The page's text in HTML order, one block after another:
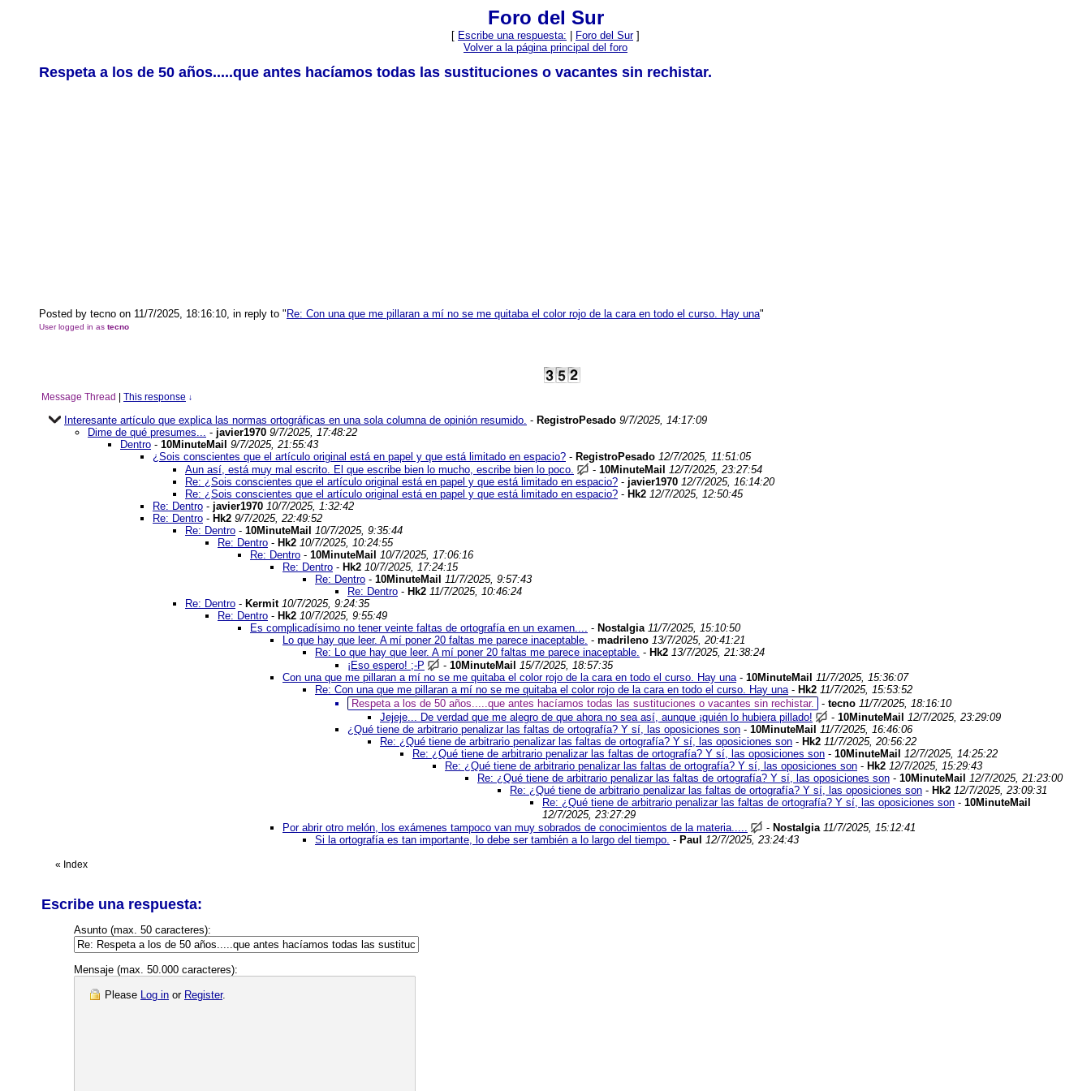
Foro del Sur
[ Escribe una respuesta: Foro del Sur]
Volver a la página principal del foro
Respeta a los de 50 años.....que antes hacíamos todas las sustituciones o vacantes sin rechistar.
Posted by tecno on 11/7/2025, 18:16:10, in reply to " Re: Con una que me pillaran a mí no se me quitaba el color rojo de la cara en todo el curso. Hay una"
User logged in as tecno
Message Thread This response ↓
Interesante artículo que explica las normas ortográficas en una sola columna de opinión resumido. - RegistroPesado 9/7/2025, 14:17:09
Dime de qué presumes... - javier1970 9/7/2025, 17:48:22
Dentro - 10MinuteMail 9/7/2025, 21:55:43
¿Sois conscientes que el artículo original está en papel y que está limitado en espacio? - RegistroPesado 12/7/2025, 11:51:05
Aun así, está muy mal escrito. El que escribe bien lo mucho, escribe bien lo poco.
- 10MinuteMail 12/7/2025, 23:27:54
Re: ¿Sois conscientes que el artículo original está en papel y que está limitado en espacio? - javier1970 12/7/2025, 16:14:20
Re: ¿Sois conscientes que el artículo original está en papel y que está limitado en espacio? - Hk2 12/7/2025, 12:50:45
Re: Dentro - javier1970 10/7/2025, 1:32:42
Re: Dentro - Hk2 9/7/2025, 22:49:52
Re: Dentro - 10MinuteMail 10/7/2025, 9:35:44
Re: Dentro - Hk2 10/7/2025, 10:24:55
Re: Dentro - 10MinuteMail 10/7/2025, 17:06:16
Re: Dentro - Hk2 10/7/2025, 17:24:15
Re: Dentro - 10MinuteMail 11/7/2025, 9:57:43
Re: Dentro - Hk2 11/7/2025, 10:46:24
Re: Dentro - Kermit 10/7/2025, 9:24:35
Re: Dentro - Hk2 10/7/2025, 9:55:49
Es complicadísimo no tener veinte faltas de ortografía en un examen.... - Nostalgia 11/7/2025, 15:10:50
Lo que hay que leer. A mí poner 20 faltas me parece inaceptable. - madrileno 13/7/2025, 20:41:21
Re: Lo que hay que leer. A mí poner 20 faltas me parece inaceptable. - Hk2 13/7/2025, 21:38:24
¡Eso espero! ;-P
- 10MinuteMail 15/7/2025, 18:57:35
Con una que me pillaran a mí no se me quitaba el color rojo de la cara en todo el curso. Hay una- 10MinuteMail 11/7/2025, 15:36:07
Re: Con una que me pillaran a mí no se me quitaba el color rojo de la cara en todo el curso. Hay una- Hk2 11/7/2025, 15:53:52
Respeta a los de 50 años.....que antes hacíamos todas las sustituciones o vacantes sin rechistar.
- tecno 11/7/2025, 18:16:10
Jejeje... De verdad que me alegro de que ahora no sea así, aunque ¡quién lo hubiera pillado!
- 10MinuteMail 12/7/2025, 23:29:09
¿Qué tiene de arbitrario penalizar las faltas de ortografía? Y sí, las oposiciones son - 10MinuteMail 11/7/2025, 16:46:06
Re: ¿Qué tiene de arbitrario penalizar las faltas de ortografía? Y sí, las oposiciones son - Hk2 11/7/2025, 20:56:22
Re: ¿Qué tiene de arbitrario penalizar las faltas de ortografía? Y sí, las oposiciones son - 10MinuteMail 12/7/2025, 14:25:22
Re: ¿Qué tiene de arbitrario penalizar las faltas de ortografía? Y sí, las oposiciones son - Hk2 12/7/2025, 15:29:43
Re: ¿Qué tiene de arbitrario penalizar las faltas de ortografía? Y sí, las oposiciones son - 10MinuteMail 12/7/2025, 21:23:00
Re: ¿Qué tiene de arbitrario penalizar las faltas de ortografía? Y sí, las oposiciones son - Hk2 12/7/2025, 23:09:31
Re: ¿Qué tiene de arbitrario penalizar las faltas de ortografía? Y sí, las oposiciones son - 10MinuteMail
12/7/2025, 23:27:29
Por abrir otro melón, los exámenes tampoco van muy sobrados de conocimientos de la materia.....
- Nostalgia 11/7/2025, 15:12:41
Si la ortografía es tan importante, lo debe ser también a lo largo del tiempo. - Paul 12/7/2025, 23:24:43
« Index
Escribe una respuesta:
Asunto (max. 50 caracteres):
Mensaje (max. 50.000 caracteres):
Please Log in or Register.